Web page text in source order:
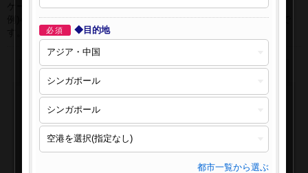
ケースが多く発生しています。
例)4月8日00：30出発の場合、搭乗手続きは4月7日22:30が目安で
必須 ◆目的地
都市一覧から選ぶ